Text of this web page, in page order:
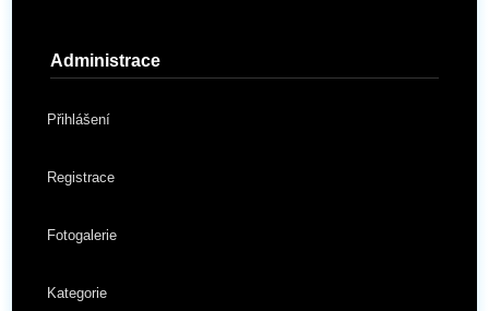
Administrace
Přihlášení
Registrace
Fotogalerie
Kategorie